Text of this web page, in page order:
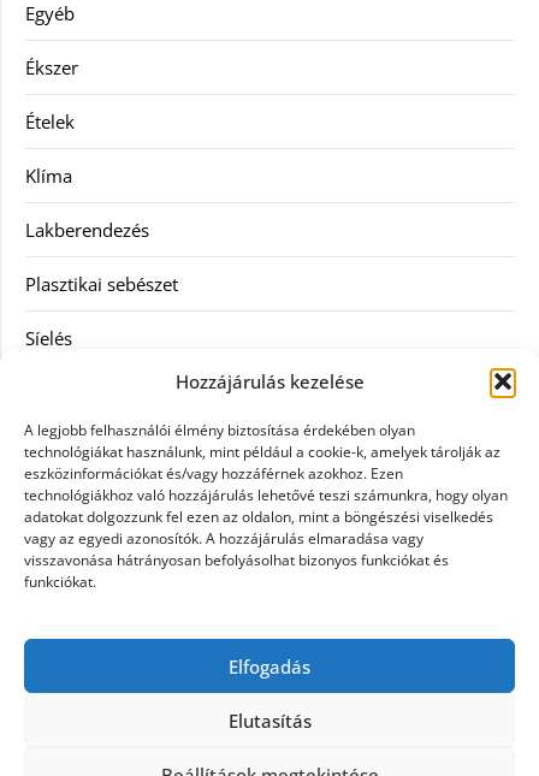
Hozzájárulás kezelése
A legjobb felhasználói élmény biztosítása érdekében olyan
technológiákat használunk, mint például a cookie-k, amelyek tárolják az
eszközinformációkat és/vagy hozzáférnek azokhoz. Ezen
technológiákhoz való hozzájárulás lehetővé teszi számunkra, hogy olyan
adatokat dolgozzunk fel ezen az oldalon, mint a böngészési viselkedés
vagy az egyedi azonosítók. A hozzájárulás elmaradása vagy
visszavonása hátrányosan befolyásolhat bizonyos funkciókat és
funkciókat.
Elfogadás
Elutasítás
Egyéb
Ékszer
Ételek
Klíma
Lakberendezés
Plasztikai sebészet
Síelés
Táskák
Vásárlás
Webáruház
Casco biztosítás használt járműre